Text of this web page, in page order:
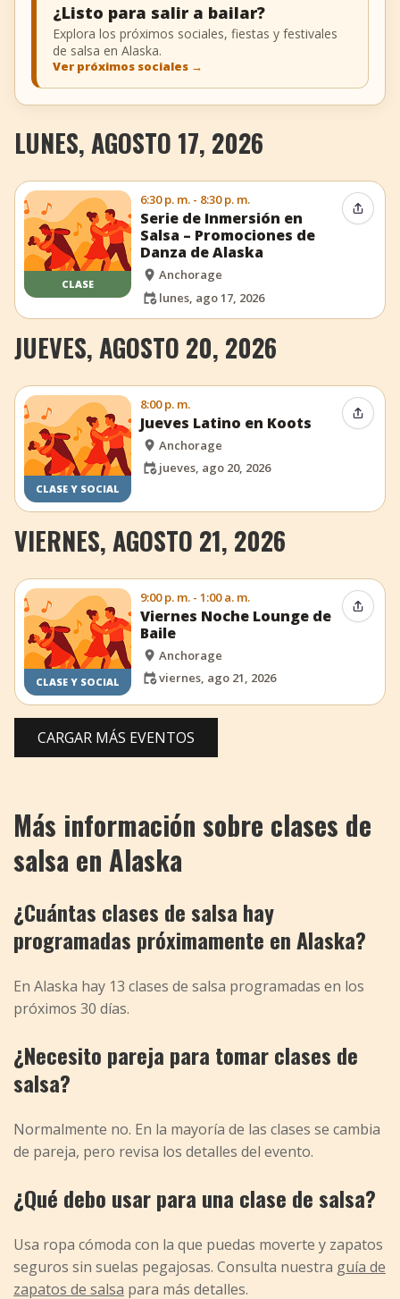
¿Listo para salir a bailar?
Explora los próximos sociales, fiestas y festivales
de salsa en Alaska.
Ver próximos sociales →
LUNES, AGOSTO 17, 2026
CLASE
6:30 p. m. - 8:30 p. m.
Serie de Inmersión en
Salsa – Promociones de
Danza de Alaska
Anchorage
lunes, ago 17, 2026
JUEVES, AGOSTO 20, 2026
CLASE Y SOCIAL
8:00 p. m.
Jueves Latino en Koots
Anchorage
jueves, ago 20, 2026
VIERNES, AGOSTO 21, 2026
CLASE Y SOCIAL
9:00 p. m. - 1:00 a. m.
Viernes Noche Lounge de
Baile
Anchorage
viernes, ago 21, 2026
CARGAR MÁS EVENTOS
Más información sobre clases de
salsa en Alaska
¿Cuántas clases de salsa hay
programadas próximamente en Alaska?
En Alaska hay 13 clases de salsa programadas en los
próximos 30 días.
¿Necesito pareja para tomar clases de
salsa?
Normalmente no. En la mayoría de las clases se cambia
de pareja, pero revisa los detalles del evento.
¿Qué debo usar para una clase de salsa?
Usa ropa cómoda con la que puedas moverte y zapatos
seguros sin suelas pegajosas. Consulta nuestra guía de
zapatos de salsa para más detalles.